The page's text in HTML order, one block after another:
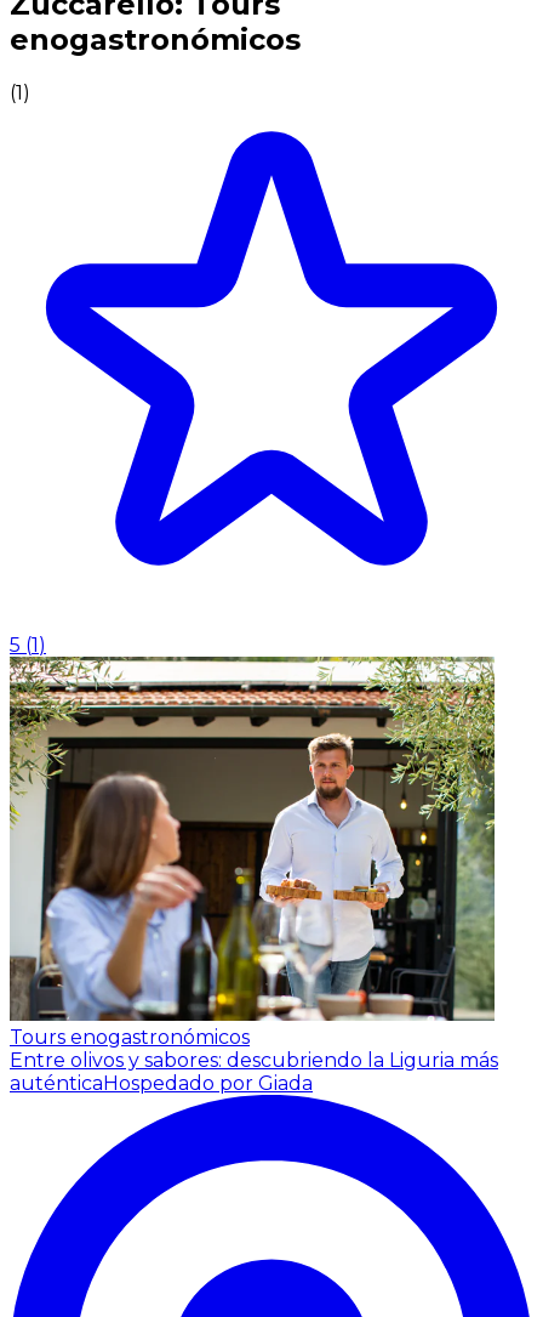
enogastronómicos
(1)
5 (1)
Tours enogastronómicos
Entre olivos y sabores: descubriendo la Liguria más
auténticaHospedado por Giada